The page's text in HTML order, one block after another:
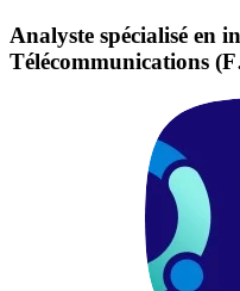
Analyste spécialisé en
Télécommunications